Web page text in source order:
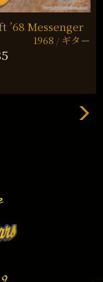
’68 Messenger
1968 ギター